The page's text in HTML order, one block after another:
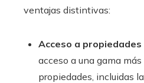
ventajas distintivas:
Acceso a propiedades
acceso a una gama
propiedades, incluidas